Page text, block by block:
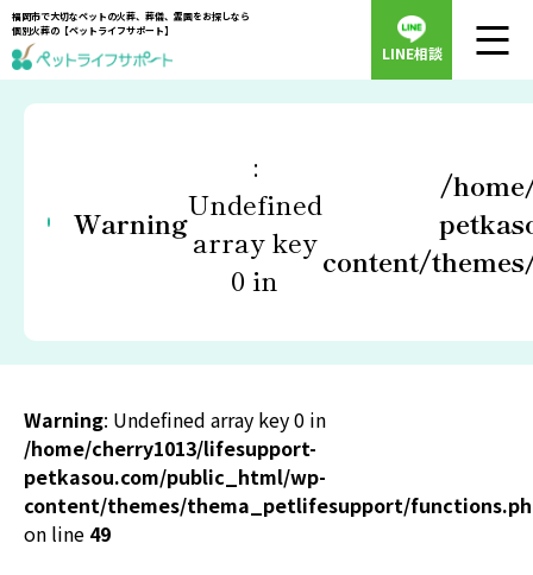
福岡市で大切なペットの火葬、葬儀、霊園をお探しなら
個別火葬の【ペットライフサポート】
LINE相談
Warning
:
Undefined
array key
0 in
/
content/
Warning: Undefined array key 0 in
/home/cherry1013/lifesupport-
petkasou.com/public_html/wp-
content/themes/thema_petlifesupport/
on line 49